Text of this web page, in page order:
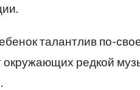
талантлив по-
редкой